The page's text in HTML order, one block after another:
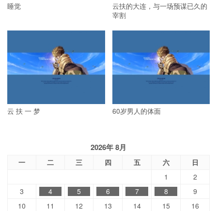
睡觉
云扶的大连，与一场预谋已久的
宰割
云 扶 一 梦 60岁男人的体面
2026年 8月
一 二 三 四 五 六
日
1
2
3
4 5 6 7 8
9
10
11 12 13 14 15
16